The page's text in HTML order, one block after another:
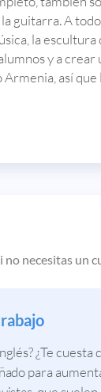
guitarra. A
la
y a crear
así
necesitas un
¿Te cuesta
para